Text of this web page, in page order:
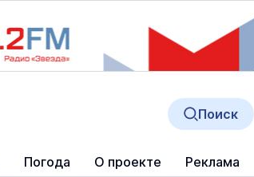
Погода О проекте Реклама
Поиск